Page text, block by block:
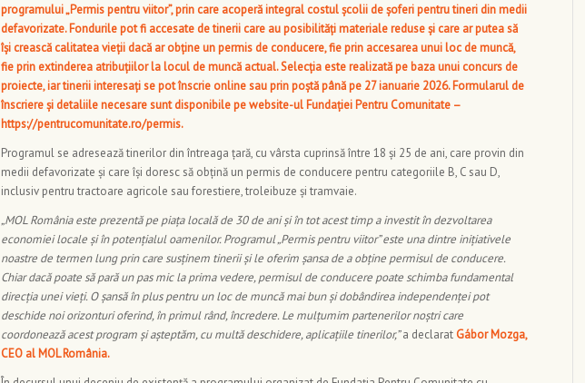
programului „Permis pentru viitor”, prin care acoperă integral costul școlii de șoferi pentru tineri din medii
defavorizate. Fondurile pot fi accesate de tinerii care au posibilități materiale reduse și care ar putea să
își crească calitatea vieții dacă ar obține un permis de conducere, fie prin accesarea unui loc de muncă,
fie prin extinderea atribuțiilor la locul de muncă actual. Selecția este realizată pe baza unui concurs de
proiecte, iar tinerii interesați se pot înscrie online sau prin poștă până pe 27 ianuarie 2026. Formularul de
înscriere și detaliile necesare sunt disponibile pe website-ul Fundației Pentru Comunitate –
https://pentrucomunitate.ro/permis.
Programul se adresează tinerilor din întreaga țară, cu vârsta cuprinsăîntre 18 și 25 de ani, care provin din
medii defavorizate și care își doresc să obțină un permis de conducere pentru categoriile B, C sau D,
inclusiv pentru tractoare agricole sau forestiere, troleibuze și tramvaie.
„MOL România este prezentă pe piața locală de 30 de ani și în tot acest timp a investit în dezvoltarea
economiei locale și în potențialul oamenilor. Programul „Permis pentru viitor” este una dintre inițiativele
noastre de termen lung prin care susținem tinerii și le oferim șansa de a obține permisul de conducere.
Chiar dacă poate să pară un pas mic la prima vedere, permisul de conducere poate schimba fundamental
direcția unei vieți. O șansă în plus pentru un loc de muncă mai bun și dobândirea independenței pot
deschide noi orizonturi oferind, în primul rând, încredere. Le mulțumim partenerilor noștri care
coordonează acest program și așteptăm, cu multă deschidere, aplicațiile tinerilor,”a declarat Gábor Mozga,
CEO al MOL România.